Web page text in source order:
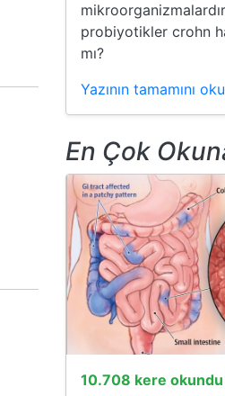
probiyotikler crohn
mı?
Yazının tamamını oku
En Çok
10.708 kere okundu